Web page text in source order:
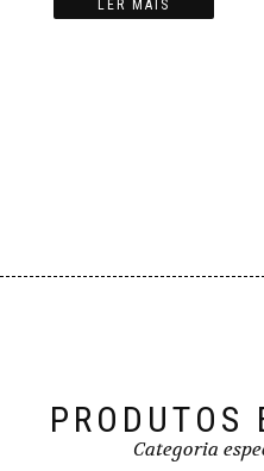
4.00 de 5
LER MAIS
PRODUTOS
Categoria